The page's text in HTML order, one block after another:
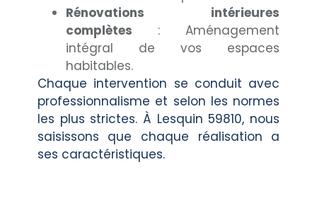
Rénovations intérieures
complètes : Aménagement
intégral de vos espaces
habitables.
Chaque intervention se conduit avec
professionnalisme et selon les normes
les plus strictes. À Lesquin 59810, nous
saisissons que chaque réalisation a
ses caractéristiques.